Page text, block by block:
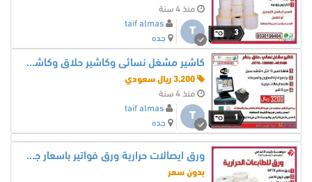
3
منذ 4 سنة
T
taif almas
جده
1
كاشير مشغل نسائى وكاشير حلاق وكاشير بنشر
منذ 4 سنة
T
taif almas
جده
ورق ايصالات حرارية ورق فواتير باسعار جملة الجملة
بدون سعر